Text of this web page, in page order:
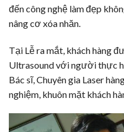
đến công nghệ làm đẹp
nâng cơ xóa nhăn
Tại Lễ ra mắt, khách hàng
Ultrasound với người thực
Bác sĩ, Chuyên gia Laser
nghiệm, khuôn mặt khách